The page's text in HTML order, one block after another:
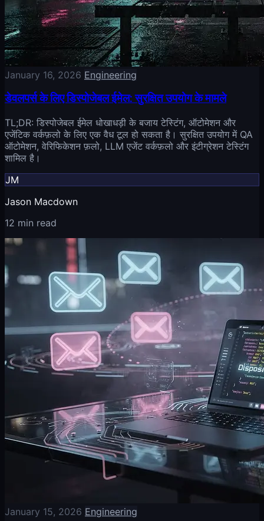
January 16, 2026 Engineering
डेवलपर्स के लिए डिस्पोजेबल ईमेल: सुरक्षित उपयोग के मामले
TL;DR: डिस्पोजेबल ईमेल धोखाधड़ी के बजाय टेस्टिंग, ऑटोमेशन और
एजेंटिक वर्कफ़लो के लिए एक वैध टूल हो सकता है। सुरक्षित उपयोग में QA
ऑटोमेशन, वेरिफिकेशन फ़लो, LLM एजेंट वर्कफ़लो और इंटीग्रेशन टेस्टिंग
शामिल है।
JM
Jason Macdown
12 min read
January 15, 2026 Engineering